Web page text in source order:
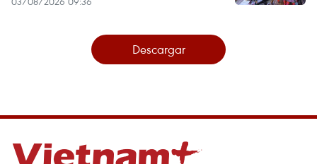
Descargar